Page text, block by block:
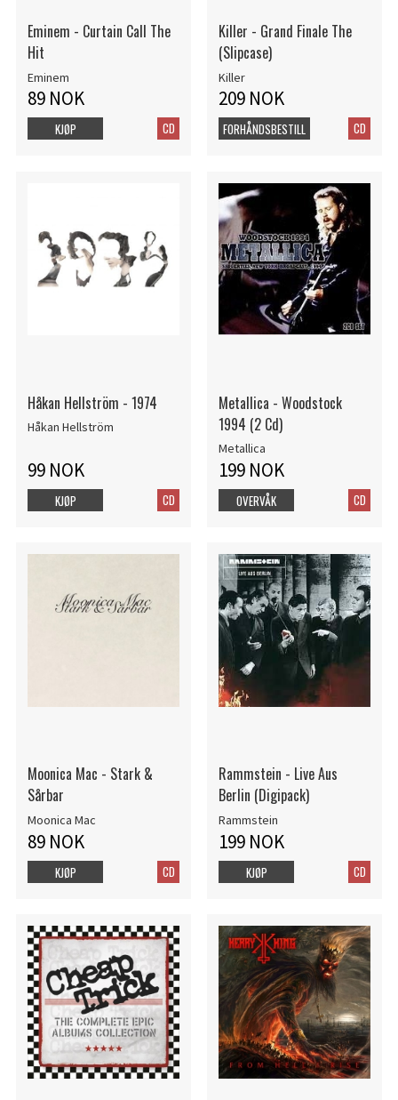
Eminem - Curtain Call The
Hit
Eminem
89 NOK
CD
KJØP
Killer - Grand Finale The
(Slipcase)
Killer
209 NOK
CD
FORHÅNDSBESTILL
Håkan Hellström - 1974
Håkan Hellström
99 NOK
CD
KJØP
Metallica - Woodstock
1994 (2 Cd)
Metallica
199 NOK
CD
OVERVÅK
Moonica Mac - Stark &
Sårbar
Moonica Mac
89 NOK
CD
KJØP
Rammstein - Live Aus
Berlin (Digipack)
Rammstein
199 NOK
CD
KJØP